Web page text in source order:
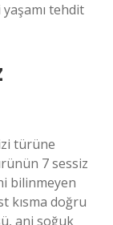
tehdit
türüne
7 sessiz
bilinmeyen
kısma doğru
ani soğuk